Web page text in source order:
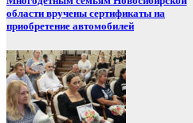
области вручены сертификаты на
приобретение автомобилей